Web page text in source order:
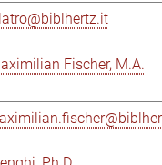
Fischer, M.A.